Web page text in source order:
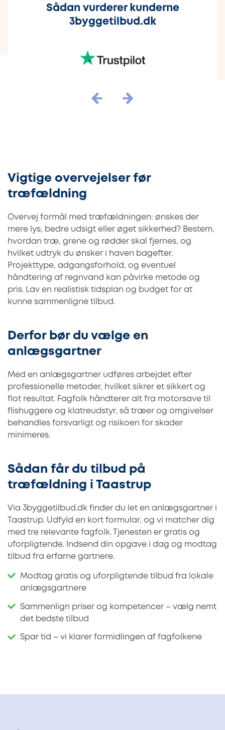
Sådan vurderer kunderne
3byggetilbud.dk
Vigtige overvejelser før
træfældning
Overvej formål med træfældningen: ønskes der
mere lys, bedre udsigt eller øget sikkerhed? Bestem,
hvordan træ, grene og rødder skal fjernes, og
hvilket udtryk du ønsker i haven bagefter.
Projekttype, adgangsforhold, og eventuel
håndtering af regnvand kan påvirke metode og
pris. Lav en realistisk tidsplan og budget for at
kunne sammenligne tilbud.
Derfor bør du vælge en
anlægsgartner
Med en anlægsgartner udføres arbejdet efter
professionelle metoder, hvilket sikrer et sikkert og
flot resultat. Fagfolk håndterer alt fra motorsave til
flishuggere og klatreudstyr, så træer og omgivelser
behandles forsvarligt og risikoen for skader
minimeres.
Sådan får du tilbud på
træfældning i Taastrup
Via 3byggetilbud.dk finder du let en anlægsgartner i
Taastrup. Udfyld en kort formular, og vi matcher dig
med tre relevante fagfolk. Tjenesten er gratis og
uforpligtende. Indsend din opgave i dag og modtag
tilbud fra erfarne gartnere.
Modtag gratis og uforpligtende tilbud fra lokale
anlægsgartnere
Sammenlign priser og kompetencer – vælg nemt
det bedste tilbud
Spar tid – vi klarer formidlingen af fagfolkene